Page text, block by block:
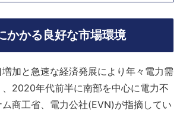
かかる良好な市場環境
加と急速な経済発展により年々電力需
2020年代前半に南部を中心に電力不
商工省、電力公社(EVN)が指摘してい